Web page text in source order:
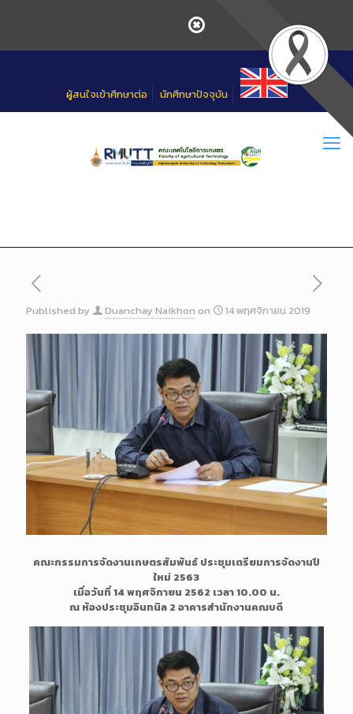
ผู้สนใจเข้าศึกษาต่อ นักศึกษาปัจจุบัน
Published by Duanchay Naikhon on 14 พฤศจิกายน 2019
คณะกรรมการจัดงานเกษตรสัมพันธ์ ประชุมเตรียมการจัดงานปี
ใหม่ 2563
เมื่อวันที่ 14 พฤศจิกายน 2562 เวลา 10.00 น.
ณ ห้องประชุมอินทนิล 2 อาคารสำนักงานคณบดี